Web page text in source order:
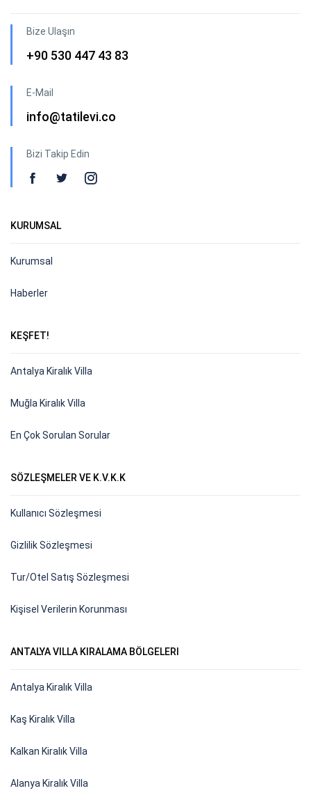
Bize Ulaşın
+90 530 447 43 83
E-Mail
info@tatilevi.co
Bizi Takip Edin
KURUMSAL
Kurumsal
Haberler
KEŞFET!
Antalya Kiralık Villa
Muğla Kiralık Villa
En Çok Sorulan Sorular
SÖZLEŞMELER VE K.V.K.K
Kullanıcı Sözleşmesi
Gizlilik Sözleşmesi
Tur/Otel Satış Sözleşmesi
Kişisel Verilerin Korunması
ANTALYA VILLA KIRALAMA BÖLGELERI
Antalya Kiralık Villa
Kaş Kiralık Villa
Kalkan Kiralık Villa
Alanya Kiralık Villa